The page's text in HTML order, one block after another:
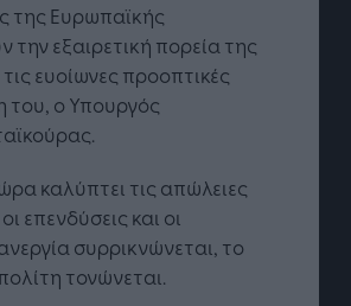
της Ευρωπαϊκής
την εξαιρετική πορεία της
ευοίωνες προοπτικές
του, ο Υπουργός
καλύπτει τις απώλειες
επενδύσεις και οι
συρρικνώνεται, το
τονώνεται.
Νοημοσύνη: το νέο
σύστημα της
Οι